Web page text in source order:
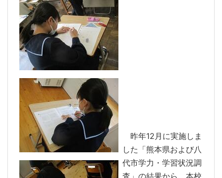
昨年12月に実施しま
した「熊本県および八
代市学力・学習状況調
査」の結果から、本校